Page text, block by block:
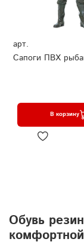
арт.
Сапоги ПВХ
В корзину
Обувь